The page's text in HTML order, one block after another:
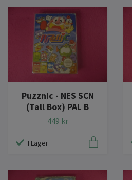
Puzznic - NES SCN
(Tall Box) PAL B
449 kr
I Lager